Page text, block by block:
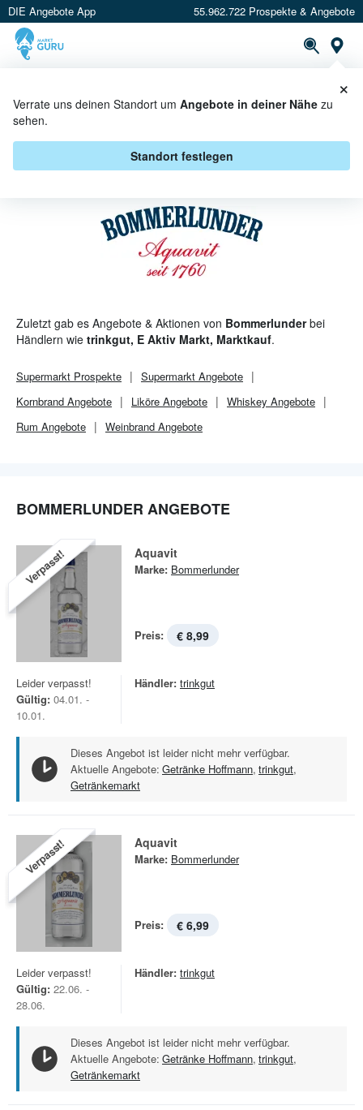
DIE Angebote App 55.962.722 Prospekte & Angebote
Verrate uns deinen Standort um Angebote in deiner Nähe zu
sehen.
Standort festlegen
×
BOMMERLUNDER ANGEBOTE &
Zuletzt gab es Angebote & Aktionen von Bommerlunderbei
Händlern wie trinkgut, E Aktiv Markt, Marktkauf.
Supermarkt Prospekte Supermarkt Angebote
Kornbrand Angebote
Liköre Angebote
Whiskey Angebote
Rum Angebote
Weinbrand Angebote
BOMMERLUNDER ANGEBOTE
Verpasst! Aquavit
Marke: Bommerlunder
Preis: € 8,99
Leider verpasst!
Gültig: 04.01. -
10.01.
Händler: trinkgut
Dieses Angebot ist leider nicht mehr verfügbar.
Aktuelle Angebote: Getränke Hoffmann, trinkgut,
Getränkemarkt
Verpasst! Aquavit
Marke: Bommerlunder
Preis: € 6,99
Leider verpasst!
Gültig: 22.06. -
28.06.
Händler: trinkgut
Dieses Angebot ist leider nicht mehr verfügbar.
Aktuelle Angebote: Getränke Hoffmann, trinkgut,
Getränkemarkt